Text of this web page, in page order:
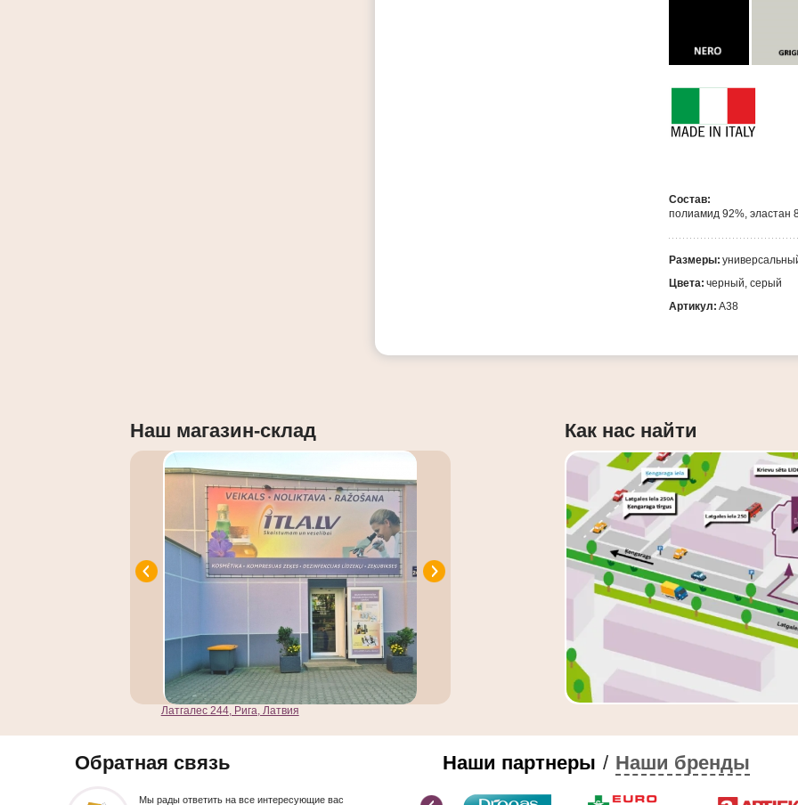
Состав:
полиамид 92%, эластан
Размеры:
Цвета: черный, серый
Артикул: А38
Наш магазин-склад
Латгалес 244, Рига, Латвия
Как нас найти
Наши партнеры / Наши бренды
Обратная связь
Мы рады ответить на все интересующие вас